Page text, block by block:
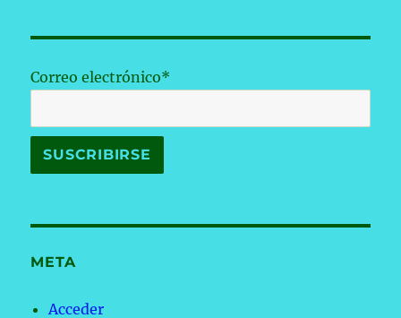
Correo electrónico*
META
Acceder